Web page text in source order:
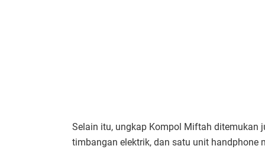
Selain itu, ungkap Kompol Miftah ditemukan
timbangan elektrik, dan satu unit handphone